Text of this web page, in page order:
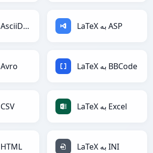
LaTeX به AsciiDoc LaTeX به ASP
LaTeX به Avro LaTeX به BBCode
LaTeX به CSV LaTeX به Excel
LaTeX به HTML LaTeX به INI